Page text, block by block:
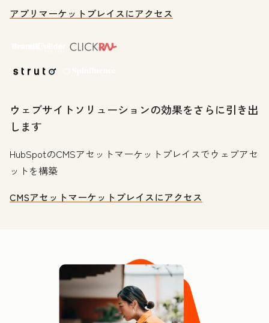
アプリマーケットプレイスにアクセス
ウェブサイトソリューションの効果をさらに引き出
します
HubSpotのCMSアセットマーケットプレイスでウェブアセ
ットを構築
CMSアセットマーケットプレイスにアクセス